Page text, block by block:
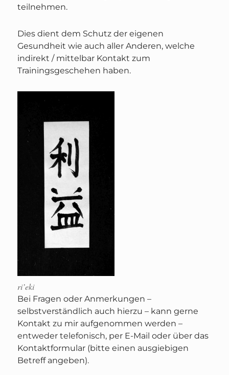
teilnehmen.
Dies dient dem Schutz der eigenen
Gesundheit wie auch aller Anderen, welche
indirekt / mittelbar Kontakt zum
Trainingsgeschehen haben.
ri’eki
Bei Fragen oder Anmerkungen –
selbstverständlich auch hierzu – kann gerne
Kontakt zu mir aufgenommen werden –
entweder telefonisch, per E-Mail oder über das
Kontaktformular (bitte einen ausgiebigen
Betreff angeben).